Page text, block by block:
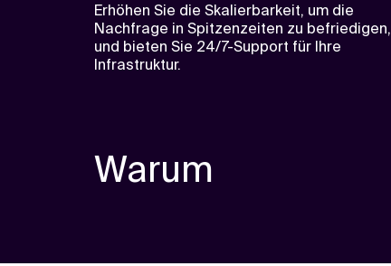
Erhöhen Sie die Skalierbarkeit, um die
Nachfrage in Spitzenzeiten zu befriedigen,
und bieten Sie 24/7-Support für Ihre
Infrastruktur.
Warum